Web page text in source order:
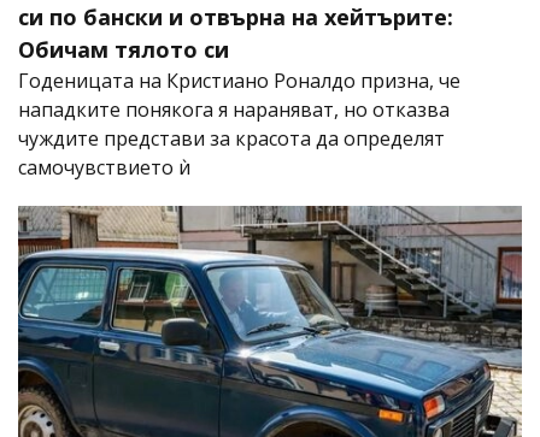
си по бански и отвърна на хейтърите:
Обичам тялото си
Годеницата на Кристиано Роналдо призна, че
нападките понякога я нараняват, но отказва
чуждите представи за красота да определят
самочувствието ѝ